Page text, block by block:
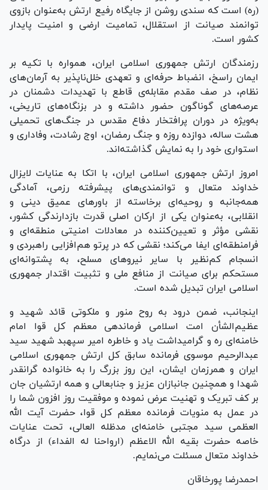
(ره) است که سندی روشن از جایگاه رفیع ارتش به‌عنوان بازوی
توانمند صیانت از استقلال، تمامیت ارضی و امنیت پایدار
کشور است.
رزمندگان ارتش جمهوری اسلامی ایران، همواره با تکیه بر
ایمان راسخ، انضباط حرفه‌ای و تعهدی خلل‌ناپذیر به آرمان‌های
نظام، در صف مقدم مقابله‌ی قاطع با تهدیدات دشمنان در
عرصه‌های گوناگون حضور داشته و در بزنگاه‌های تاریخی،
به‌ویژه در دوران پرافتخار دفاع مقدس در جنگ‌های تحمیلی
هشت ساله، دوازده روزه و جنگ رمضان، اوج رشادت، وفاداری و
استواری خود را به نمایش گذاشته‌اند.
امروز ارتش جمهوری اسلامی ایران، با اتکا به عنایات لایزال
خداوند متعال و توانمندی‌های پیشرفته رزمی، آمادگی
همه‌جانبه و روحیه‌ای برخاسته از باور‌های عمیق دینی و
انقلابی، به‌عنوان یکی از ارکان اصلی قدرت بازدارندگی کشور،
نقشی مؤثر و تعیین‌کننده در معادلات امنیتی منطقه‌ای و
فرامنطقه‌ای ایفا می‌کند؛ نقشی که در پرتو هم‌افزایی راهبردی و
انسجام کم‌نظیر با سایر نیرو‌های مسلح، به پشتوانه‌ای
مستحکم برای صیانت از منافع ملی و تثبیت اقتدار جمهوری
اسلامی ایران تبدیل شده است.
اینجانب، ضمن درود به روح منور و ملکوتی قائد شهید و
عظیم‌الشأن امت اسلامی فرماندهی معظم کل قوا امام
خامنه‌ای ره و گرامیداشت یاد و خاطره امیر سپهبد شهید سید
عبدالرحیم موسوی فرمانده سابق کل ارتش جمهوری اسلامی
ایران و همرزمان ایشان، این روز بزرگ را به خانواده گرانقدر
شهدا و همچنین جانبازان عزیز و جنابعالی و همه ارتشیان جان
بر کف تبریک و تهنیت عرض نموده و موفقیت روز افزون شما را
در عمل به منویات فرمانده معظم کل قوا، حضرت آیت الله
العظمی سید مجتبی خامنه‌ای مدظله العالی، تحت عنایات
خاصه حضرت بقیه الله الاعظم (ارواحنا له الفداء) از درگاه
خداوند متعال مسئلت می‌نمایم.
احمدرضا پورخاقان